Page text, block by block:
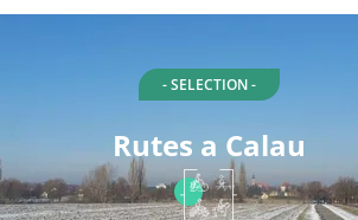
- SELECTION -
Rutes a Calau